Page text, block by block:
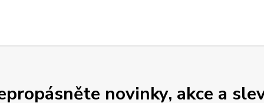
novinky, akce a